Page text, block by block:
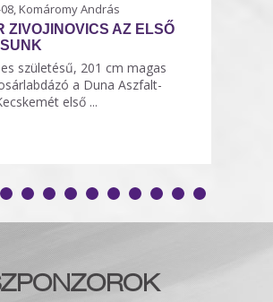
Komáromy András
ZIVOJINOVICS AZ ELSŐ
születésű, 201 cm magas
a Duna Aszfalt-
első ...